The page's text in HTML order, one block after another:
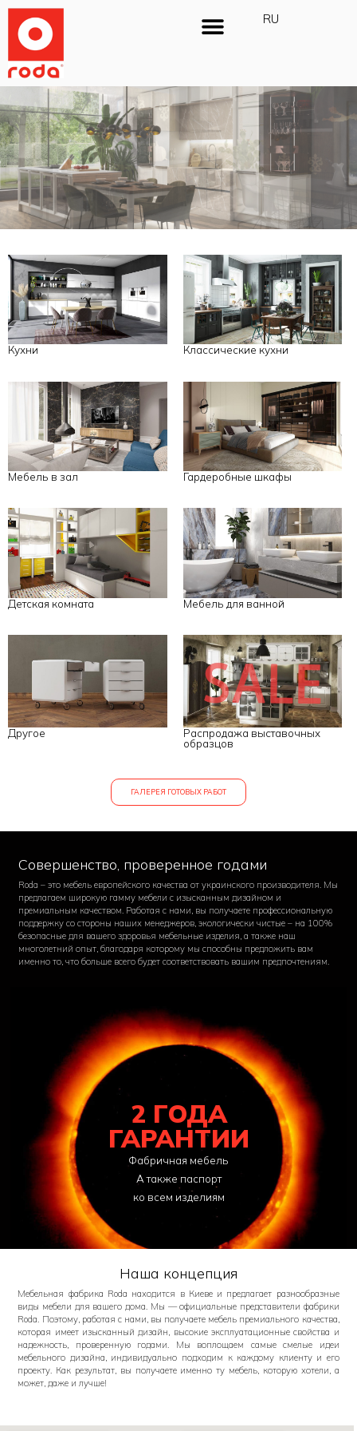
RU
ENG
Кухни Классические кухни
Мебель в зал Гардеробные шкафы
Детская комната Мебель для ванной
Другое Распродажа выставочных
образцов
ГАЛЕРЕЯ ГОТОВЫХ РАБОТ
Совершенство, проверенное годами
Roda – это мебель европейского качества от украинского производителя. Мы
предлагаем широкую гамму мебели с изысканным дизайном и
премиальным качеством. Работая с нами, вы получаете профессиональную
поддержку со стороны наших менеджеров, экологически чистые – на 100%
безопасные для вашего здоровья мебельные изделия, а также наш
многолетний опыт, благодаря которому мы способны предложить вам
именно то, что больше всего будет соответствовать вашим предпочтениям.
2 ГОДА
ГАРАНТИИ
Фабричная мебель
А также паспорт
ко всем изделиям
Наша концепция
Мебельная фабрика Roda находится в Киеве и предлагает разнообразные
виды мебели для вашего дома. Мы — официальные представители фабрики
Roda. Поэтому, работая с нами, вы получаете мебель премиального качества,
которая имеет изысканный дизайн, высокие эксплуатационные свойства и
надежность, проверенную годами. Мы воплощаем самые смелые идеи
мебельного дизайна, индивидуально подходим к каждому клиенту и его
проекту. Как результат, вы получаете именно ту мебель, которую хотели, а
может, даже и лучше!